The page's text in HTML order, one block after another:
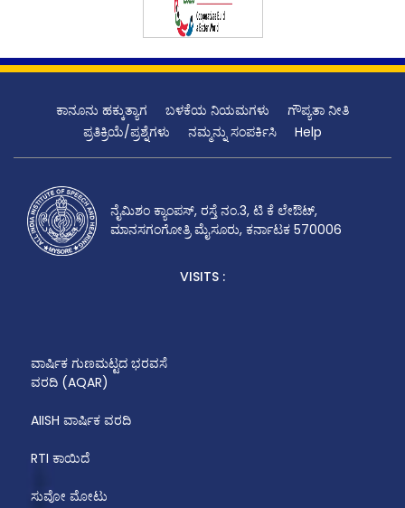
ಕಾನೂನು ಹಕ್ಕುತ್ಯಾಗ ಬಳಕೆಯ ನಿಯಮಗಳು
ಗೌಪ್ಯತಾ ನೀತಿ
ಪ್ರತಿಕ್ರಿಯೆ/ಪ್ರಶ್ನೆಗಳು
ನಮ್ಮನ್ನು ಸಂಪರ್ಕಿಸಿ Help
ನೈಮಿಶಂ ಕ್ಯಾಂಪಸ್, ರಸ್ತೆ ನಂ.3, ಟಿ ಕೆ ಲೇಔಟ್,
ಮಾನಸಗಂಗೋತ್ರಿ ಮೈಸೂರು, ಕರ್ನಾಟಕ 570006
VISITS :
ವಾರ್ಷಿಕ ಗುಣಮಟ್ಟದ ಭರವಸೆ
ವರದಿ (AQAR)
AIISH ವಾರ್ಷಿಕ ವರದಿ
RTI ಕಾಯಿದೆ
ಸುವೋ ಮೋಟು